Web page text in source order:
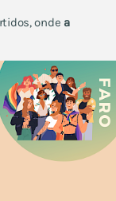
onde a